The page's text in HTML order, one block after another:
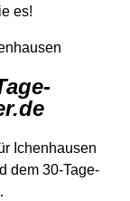
es!
Ichenhausen
dem 30-Tage-